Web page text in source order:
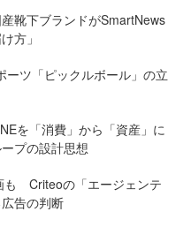
靴下ブランドがSmartNews
方」
ーツ「ピックルボール」の立
を「消費」から「資産」に
プの設計思想
も Criteoの「エージェンテ
告の判断